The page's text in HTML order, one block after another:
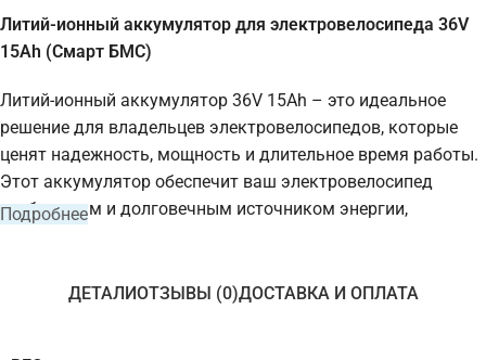
Литий-ионный аккумулятор для электровелосипеда 36V
15Ah (Смарт БМС)
Литий-ионный аккумулятор 36V 15Ah – это идеальное
решение для владельцев электровелосипедов, которые
ценят надежность, мощность и длительное время работы.
Этот аккумулятор обеспечит ваш электровелосипед
стабильным и долговечным источником энергии,
современным технологиям и высококачественным
Подробнее
ДЕТАЛИОТЗЫВЫ (0)ДОСТАВКА И ОПЛАТА